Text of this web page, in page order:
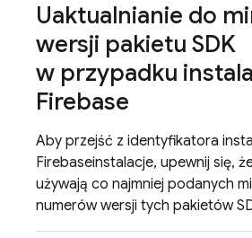
Uaktualnianie do
wersji pakietu SDK
w przypadku
Firebase
Aby przejść z identyfikatora
Firebaseinstalacje, upewnij się,
używają co najmniej podanych
numerów wersji tych pakietów